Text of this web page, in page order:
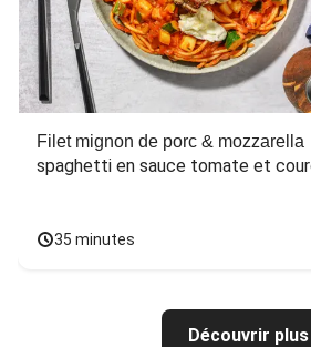
Filet mignon de porc & mozzarella
spaghetti en sauce tomate et
35 minutes
Découvrir plus